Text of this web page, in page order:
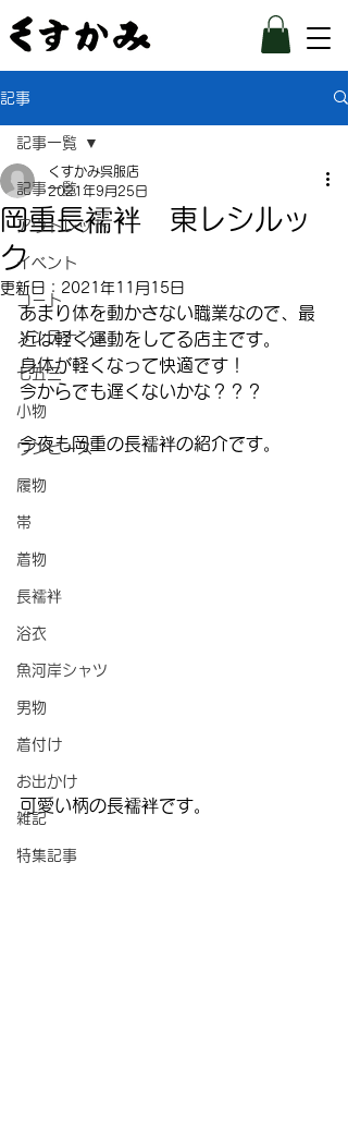
記事
記事一覧
アウトレット
イベント
コート
メンテナンス
七五三
小物
ワンピース
履物
帯
着物
長襦袢
浴衣
魚河岸シャツ
男物
着付け
お出かけ
雑記
特集記事
記事一覧
岡重長襦袢 東レシルッ
ク
くすかみ呉服店
2021年9月25日
更新日： 2021年11月15日
あまり体を動かさない職業なので、最
近は軽く運動をしてる店主です。
身体が軽くなって快適です！
今からでも遅くないかな？？？
今夜も岡重の長襦袢の紹介です。
可愛い柄の長襦袢です。